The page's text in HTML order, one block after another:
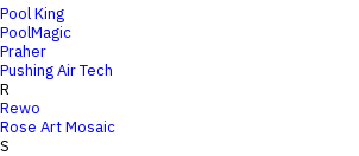
Pool King
PoolMagic
Praher
Pushing Air Tech
R
Rewo
Rose Art Mosaic
S